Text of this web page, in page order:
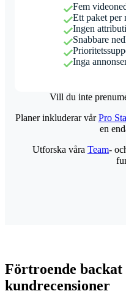
Fem
Ett paket per
Ingen
Snabbare
Inga
Vill du inte
Planer inkluderar vårPro
en
Utforska våra Team-
Förtroende
kundrecensioner